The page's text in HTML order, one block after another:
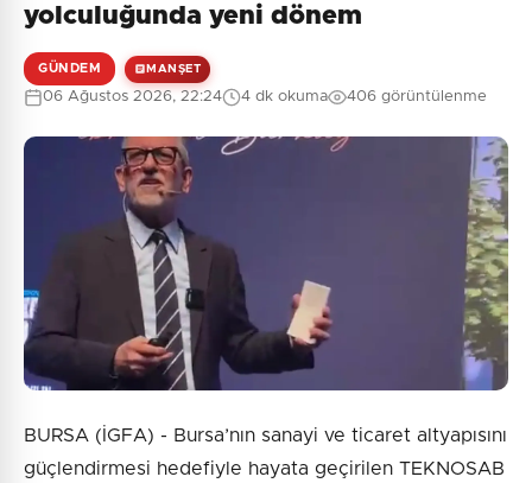
Güvenlik Sorusu:
3 + 5 = ?
yolculuğunda yeni dönem
GÜNDEM MANŞET
06 Ağustos 2026, 22:24 4 dk okuma 406 görüntülenme
BURSA (İGFA) - Bursa’nın sanayi ve ticaret altyapısını
güçlendirmesi hedefiyle hayata geçirilen TEKNOSAB